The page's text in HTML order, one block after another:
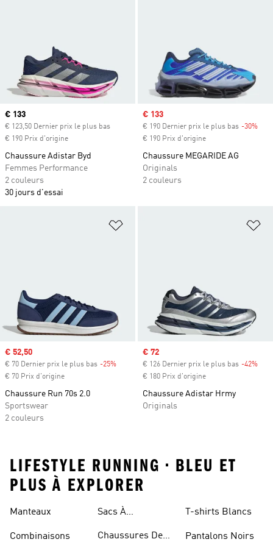
Prix actuel
€ 133
€ 123,50 Dernier prix le plus bas
€ 190 Prix d'origine
Chaussure Adistar Byd
Femmes Performance
2 couleurs
30 jours d'essai
Prix soldé
€ 133
€ 190 Dernier prix le plus bas -30%
€ 190 Prix d'origine
Chaussure MEGARIDE AG
Originals
2 couleurs
Ajouter à la Liste de produits
Prix soldé
€ 52,50
€ 70 Dernier prix le plus bas -25%
€ 70 Prix d'origine
Chaussure Run 70s 2.0
Sportswear
2 couleurs
Prix soldé
€ 72
€ 126 Dernier prix le plus bas -42%
€ 180 Prix d'origine
Chaussure Adistar Hrmy
Originals
LIFESTYLE RUNNING • BLEU ET
PLUS À EXPLORER
Manteaux
Combinaisons
Sacs À
Chaussures De
T-shirts Blancs
Pantalons Noirs